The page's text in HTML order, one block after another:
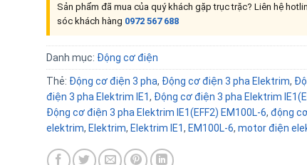
Sản phẩm đã mua của quý khách gặp trục trặc? Liên hệ
sóc khách hàng 0972 567 688
Danh mục: Động cơ điện
Thẻ: Động cơ điện 3 pha, Động cơ điện 3 pha Elektrim,
điện 3 pha Elektrim IE1, Động cơ điện 3 pha Elektrim
Động cơ điện 3 pha Elektrim IE1(EFF2) EM100L-6, động
elektrim, Elektrim, Elektrim IE1, EM100L-6, motor điện